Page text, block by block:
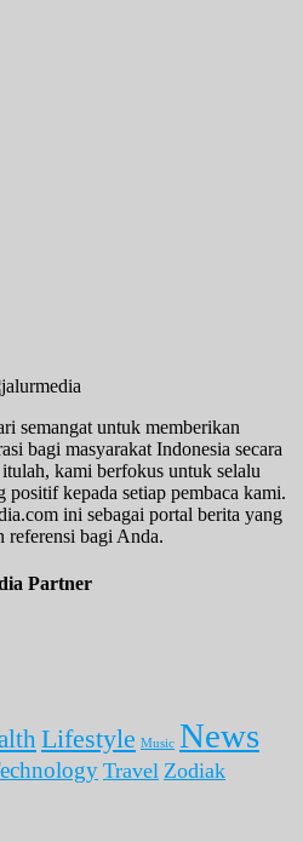
semangat untuk memberikan
bagi masyarakat Indonesia secara
kami berfokus untuk selalu
kepada setiap pembaca kami.
ini sebagai portal berita yang
referensi bagi Anda.
Partner
Lifestyle Music News
Travel Zodiak